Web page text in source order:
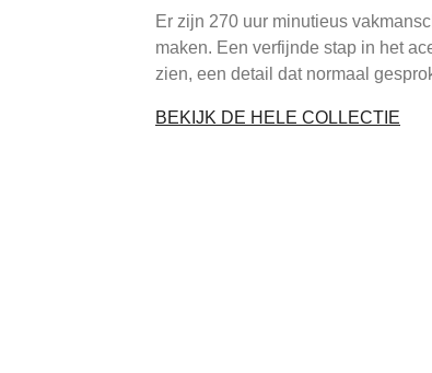
Er zijn 270 uur minutieus
maken. Een verfijnde stap in het
zien, een detail dat normaal
BEKIJK DE HELE COLLECTIE